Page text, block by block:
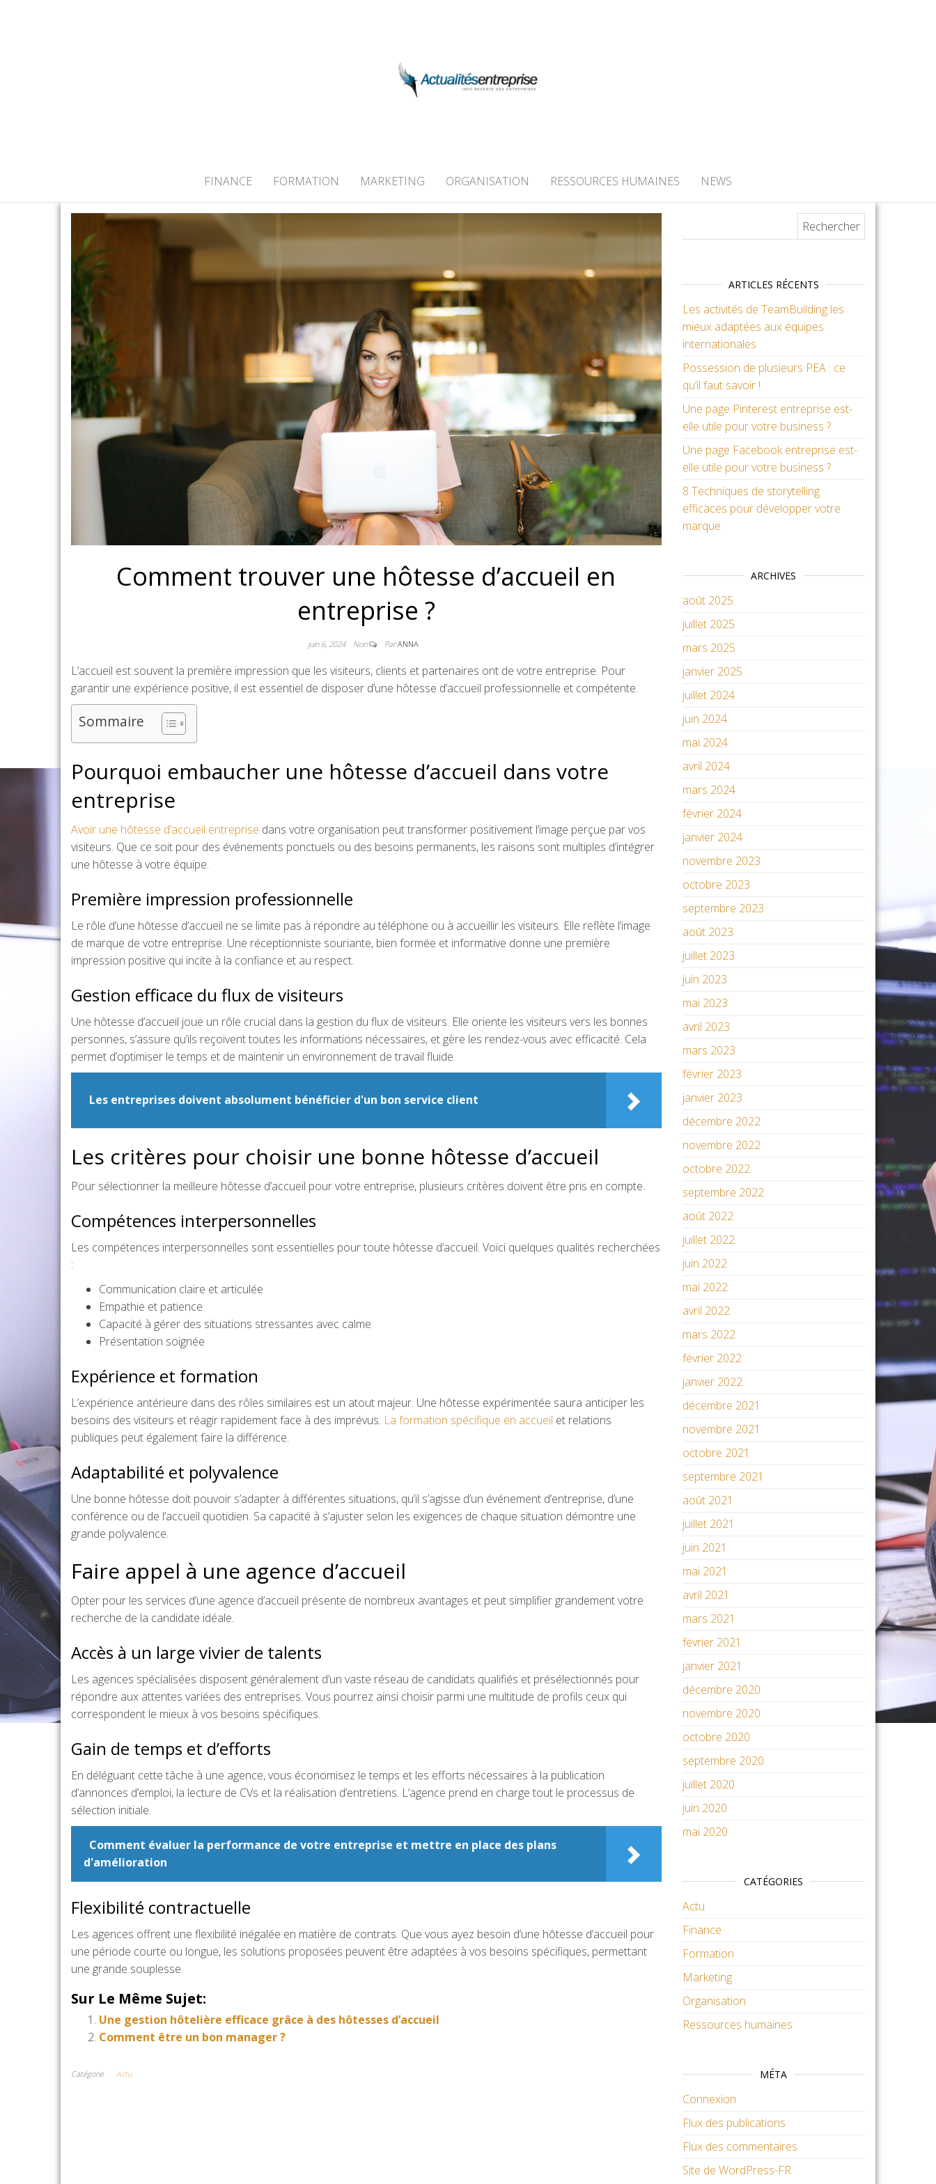
FINANCE FORMATION MARKETING ORGANISATION RESSOURCES HUMAINES NEWS
Comment trouver une hôtesse d’accueil en
entreprise ?
juin 6, 2024 Non ParANNA
L’accueil est souvent la première impression que les visiteurs, clients et partenaires ont de votre entreprise. Pour
garantir une expérience positive, il est essentiel de disposer d’une hôtesse d’accueil professionnelle et compétente.
Sommaire
Pourquoi embaucher une hôtesse d’accueil dans votre
entreprise
Avoir une hôtesse d’accueil entreprise dans votre organisation peut transformer positivement l’image perçue par vos
visiteurs. Que ce soit pour des événements ponctuels ou des besoins permanents, les raisons sont multiples d’intégrer
une hôtesse à votre équipe.
Première impression professionnelle
Le rôle d’une hôtesse d’accueil ne se limite pas à répondre au téléphone ou à accueillir les visiteurs. Elle reflète l’image
de marque de votre entreprise. Une réceptionniste souriante, bien formée et informative donne une première
impression positive qui incite à la confiance et au respect.
Gestion efficace du flux de visiteurs
Une hôtesse d’accueil joue un rôle crucial dans la gestion du flux de visiteurs. Elle oriente les visiteurs vers les bonnes
personnes, s’assure qu’ils reçoivent toutes les informations nécessaires, et gère les rendez-vous avec efficacité. Cela
permet d’optimiser le temps et de maintenir un environnement de travail fluide.
Les entreprises doivent absolument bénéficier d'un bon service client
Les critères pour choisir une bonne hôtesse d’accueil
Pour sélectionner la meilleure hôtesse d’accueil pour votre entreprise, plusieurs critères doivent être pris en compte.
Compétences interpersonnelles
Les compétences interpersonnelles sont essentielles pour toute hôtesse d’accueil. Voici quelques qualités recherchées
:
Communication claire et articulée
Empathie et patience
Capacité à gérer des situations stressantes avec calme
Présentation soignée
Expérience et formation
L’expérience antérieure dans des rôles similaires est un atout majeur. Une hôtesse expérimentée saura anticiper les
besoins des visiteurs et réagir rapidement face à des imprévus. La formation spécifique en accueil et relations
publiques peut également faire la différence.
Adaptabilité et polyvalence
Une bonne hôtesse doit pouvoir s’adapter à différentes situations, qu’il s’agisse d’un événement d’entreprise, d’une
conférence ou de l’accueil quotidien. Sa capacité à s’ajuster selon les exigences de chaque situation démontre une
grande polyvalence.
Faire appel à une agence d’accueil
Opter pour les services d’une agence d’accueil présente de nombreux avantages et peut simplifier grandement votre
recherche de la candidate idéale.
Accès à un large vivier de talents
Les agences spécialisées disposent généralement d’un vaste réseau de candidats qualifiés et présélectionnés pour
répondre aux attentes variées des entreprises. Vous pourrez ainsi choisir parmi une multitude de profils ceux qui
correspondent le mieux à vos besoins spécifiques.
Gain de temps et d’efforts
En déléguant cette tâche à une agence, vous économisez le temps et les efforts nécessaires à la publication
d’annonces d’emploi, la lecture de CVs et la réalisation d’entretiens. L’agence prend en charge tout le processus de
sélection initiale.
Comment évaluer la performance de votre entreprise et mettre en place des plans
d'amélioration
Flexibilité contractuelle
Les agences offrent une flexibilité inégalée en matière de contrats. Que vous ayez besoin d’une hôtesse d’accueil pour
une période courte ou longue, les solutions proposées peuvent être adaptées à vos besoins spécifiques, permettant
une grande souplesse.
Sur Le Même Sujet:
Une gestion hôtelière efficace grâce à des hôtesses d’accueil
Comment être un bon manager ?
Catégorie Actu
ARTICLES RÉCENTS
Les activités de TeamBuilding les
mieux adaptées aux équipes
internationales
Possession de plusieurs PEA : ce
qu’il faut savoir !
Une page Pinterest entreprise est-
elle utile pour votre business ?
Une page Facebook entreprise est-
elle utile pour votre business ?
8 Techniques de storytelling
efficaces pour développer votre
marque
ARCHIVES
août 2025
juillet 2025
mars 2025
janvier 2025
juillet 2024
juin 2024
mai 2024
avril 2024
mars 2024
février 2024
janvier 2024
novembre 2023
octobre 2023
septembre 2023
août 2023
juillet 2023
juin 2023
mai 2023
avril 2023
mars 2023
février 2023
janvier 2023
décembre 2022
novembre 2022
octobre 2022
septembre 2022
août 2022
juillet 2022
juin 2022
mai 2022
avril 2022
mars 2022
février 2022
janvier 2022
décembre 2021
novembre 2021
octobre 2021
septembre 2021
août 2021
juillet 2021
juin 2021
mai 2021
avril 2021
mars 2021
février 2021
janvier 2021
décembre 2020
novembre 2020
octobre 2020
septembre 2020
juillet 2020
juin 2020
mai 2020
CATÉGORIES
Actu
Finance
Formation
Marketing
Organisation
Ressources humaines
MÉTA
Connexion
Flux des publications
Flux des commentaires
Site de WordPress-FR